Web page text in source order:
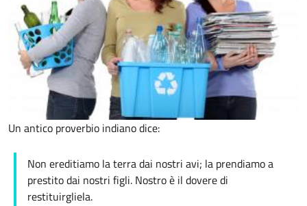
Un antico proverbio indiano dice:
Non ereditiamo la terra dai nostri avi; la prendiamo a
prestito dai nostri figli. Nostro è il dovere di
restituirgliela.